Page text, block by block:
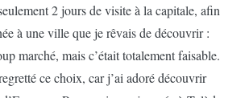
2 jours de visite à la capitale, afin
à une ville que je rêvais de découvrir :
marché, mais c’était totalement faisable.
ce choix, car j’ai adoré découvrir